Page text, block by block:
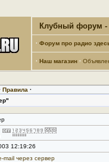
Клубный форум -
· Форум про радио
· Наш магазин ·
Правила ·
12:19:26
mail через сервер